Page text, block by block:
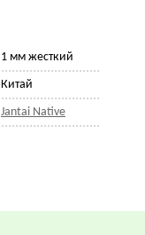
1 мм жесткий
Китай
Jantai Native